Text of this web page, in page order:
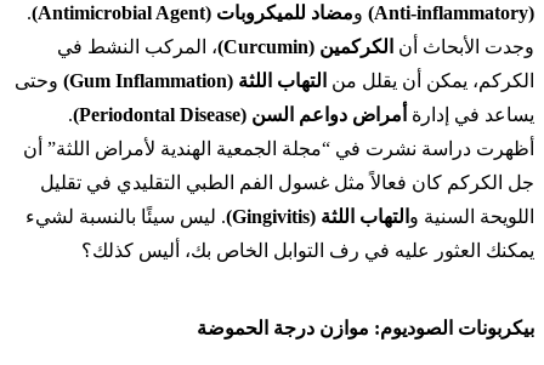
(Anti-inflammatory)
ومضاد للميكروبات (Antimicrobial Agent)
.
وجدت الأبحاث أن الكركمين (Curcumin)
، المركب النشط في
الكركم، يمكن أن يقلل من التهاب اللثة (Gum Inflammation)
وحتى
يساعد في إدارة أمراض دواعم السن (Periodontal Disease)
.
أظهرت دراسة نشرت في “مجلة الجمعية الهندية لأمراض اللثة” أن
جل الكركم كان فعالاً مثل غسول الفم الطبي التقليدي في تقليل
اللويحة السنية و التهاب اللثة (Gingivitis)
. ليس سيئًا بالنسبة لشيء
يمكنك العثور عليه في رف التوابل الخاص بك، أليس كذلك؟
بيكربونات الصوديوم: موازن درجة الحموضة